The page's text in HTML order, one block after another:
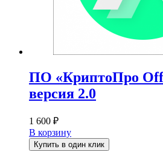
ПО «КриптоПро
версия 2.0
1 600 ₽
В корзину
Купить в один клик